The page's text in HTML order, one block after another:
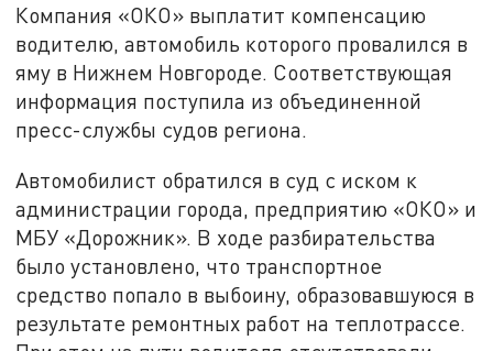
Компания «ОКО» выплатит компенсацию
водителю, автомобиль которого провалился в
яму в Нижнем Новгороде. Соответствующая
информация поступила из объединенной
пресс-службы судов региона.
Автомобилист обратился в суд с иском к
администрации города, предприятию «ОКО» и
МБУ «Дорожник». В ходе разбирательства
было установлено, что транспортное
средство попало в выбоину, образовавшуюся в
результате ремонтных работ на теплотрассе.